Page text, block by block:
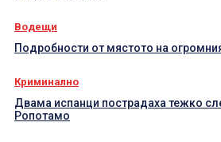
Водещи
Подробности от мястото на
Криминално
Двама испанци пострадаха тежко
Ропотамо